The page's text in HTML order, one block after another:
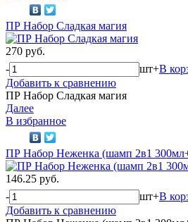
ПР Набор Сладкая магия
270 руб.
-
шт+В
Добавить к сравнению
ПР Набор Сладкая магия
Далее
В избранное
ПР Набор Неженка (шамп 2в1
146.25 руб.
-
шт+В
Добавить к сравнению